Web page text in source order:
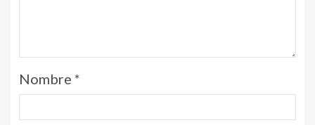
Nombre *